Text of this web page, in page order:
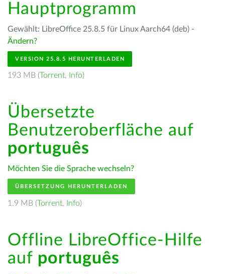
Hauptprogramm
Gewählt: LibreOffice 25.8.5 für Linux Aarch64 (deb) -
Ändern?
VERSION 25.8.5 HERUNTERLADEN
193 MB (Torrent, Info)
Übersetzte
Benutzeroberfläche auf
português
Möchten Sie die Sprache wechseln?
ÜBERSETZUNG HERUNTERLADEN
1.9 MB (Torrent, Info)
Offline LibreOffice-Hilfe
auf português